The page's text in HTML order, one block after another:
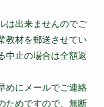
は出来ませんのでご
教材を郵送させてい
中止の場合は全額返
めにメールでご連絡
ためですので、無断